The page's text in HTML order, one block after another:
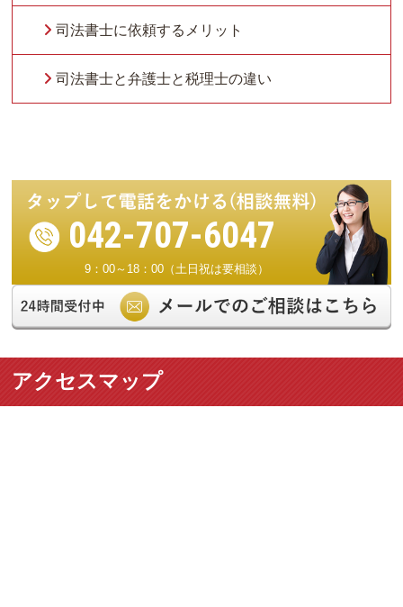
司法書士に依頼するメリット
司法書士と弁護士と税理士の違い
042-707-6047
9：00～18：00（土日祝は要相談）
アクセスマップ